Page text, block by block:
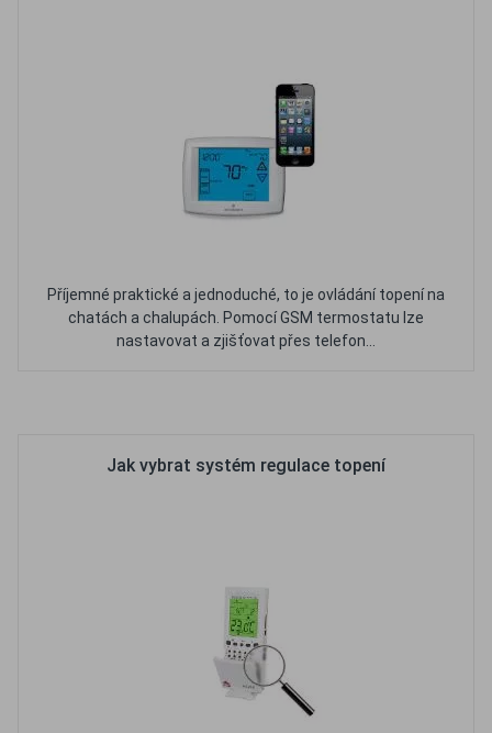
Příjemné praktické a jednoduché, to je ovládání topení na
chatách a chalupách. Pomocí GSM termostatu lze
nastavovat a zjišťovat přes telefon...
Jak vybrat systém regulace topení